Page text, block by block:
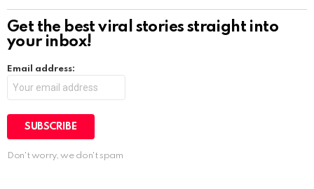
Get the best viral stories straight into
your inbox!
Email address:
Don't worry, we don't spam